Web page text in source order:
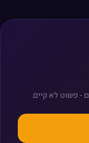
- פשוט לא קיים.